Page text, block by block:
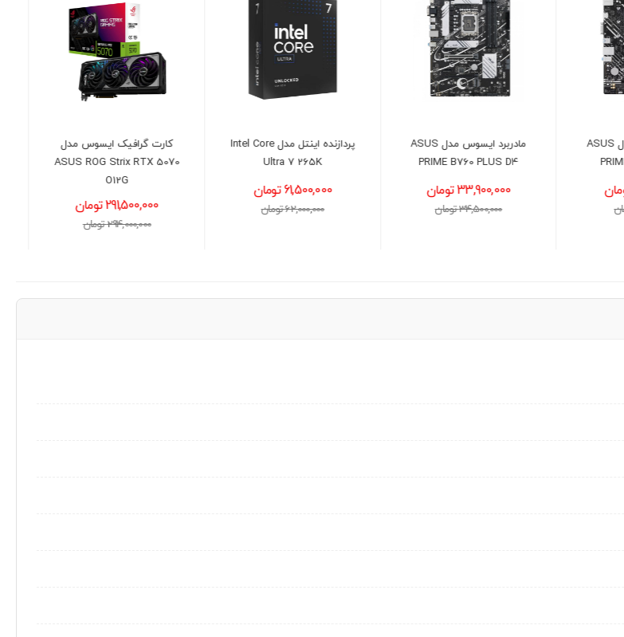
مادربرد ایسوس مدل ASUS
PRIME
پردازنده اینتل مدل Intel Core
Ultra 7 265K
61,500,000 تومان
62,000,000 تومان
کارت گرافیک ایسوس مدل
ASUS ROG Strix RTX 5070
O12G
291,500,000 تومان
حافظه اس اس دی لکسار
مدل LEXAR NM620 NVMe
16,300,000 تومان
16,600,000 تومان